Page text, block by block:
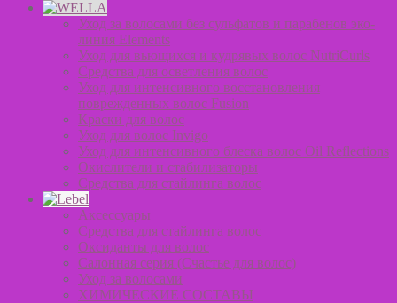
Уход за волосами без сульфатов и парабенов эко-
линия Elements
Уход для вьющихся и кудрявых волос NutriCurls
Средства для осветления волос
Уход для интенсивного восстановления
поврежденных волос Fusion
Краски для волос
Уход для волос Invigo
Уход для интенсивного блеска волос Oil Reflections
Окислители и стабилизаторы
Средства для стайлинга волос
Аксессуары
Средства для стайлинга волос
Оксиданты для волос
Салонная серия (Счастье для волос)
Уход за волосами
ХИМИЧЕСКИЕ СОСТАВЫ